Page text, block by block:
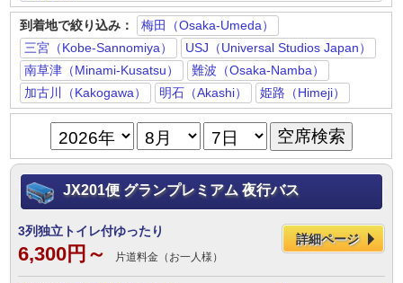
到着地で絞り込み：
梅田（Osaka-Umeda）
三宮（Kobe-Sannomiya）
USJ（Universal Studios Japan）
南草津（Minami-Kusatsu）
難波（Osaka-Namba）
加古川（Kakogawa）
明石（Akashi） 姫路（Himeji）
JX201便 グランプレミアム 夜行バス
3列独立トイレ付ゆったり
6,300円～ 片道料金（お一人様）
詳細ページ